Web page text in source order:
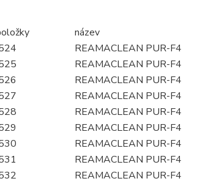
název
REAMACLEAN PUR-F4
REAMACLEAN PUR-F4
REAMACLEAN PUR-F4
REAMACLEAN PUR-F4
REAMACLEAN PUR-F4
REAMACLEAN PUR-F4
REAMACLEAN PUR-F4
REAMACLEAN PUR-F4
REAMACLEAN PUR-F4